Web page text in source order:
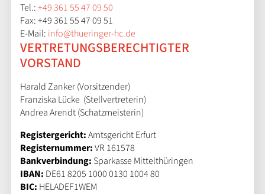
Tel.:+49 361 55 47 09 50
Fax: +49 361 55 47 09 51
E-Mail: info@thueringer-hc.de
VERTRETUNGSBERECHTIGTER
VORSTAND
Harald Zanker (Vorsitzender)
Franziska Lücke (Stellvertreterin)
Andrea Arendt (Schatzmeisterin)
Registergericht:Amtsgericht Erfurt
Registernummer:VR 161578
Bankverbindung: Sparkasse Mittelthüringen
IBAN: DE61 8205 1000 0130 1004 80
BIC: HELADEF1WEM